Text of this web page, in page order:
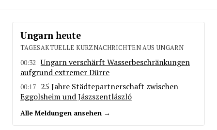
Ungarn heute
TAGESAKTUELLE KURZNACHRICHTEN AUS UNGARN
00:32
Ungarn verschärft Wasserbeschränkungen
aufgrund extremer Dürre
00:17
25 Jahre Städtepartnerschaft zwischen
Eggolsheim und Jászszentlászló
Alle Meldungen ansehen →